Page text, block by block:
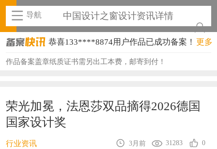
导航 中国设计之窗设计资讯详情
恭喜133****8874用户作品已成功备案！
恭喜138****8638用户作品已成功备案！
恭喜136****9807用户作品已成功备案！
恭喜159****4930用户作品已成功备案！
恭喜150****6483用户作品已成功备案！
更多
作品备案盖章纸质证书需另出工本费，邮寄到付！
荣光加冕，法恩莎双品摘得2026德国
国家设计奖
行业资讯 3月前 31283 0